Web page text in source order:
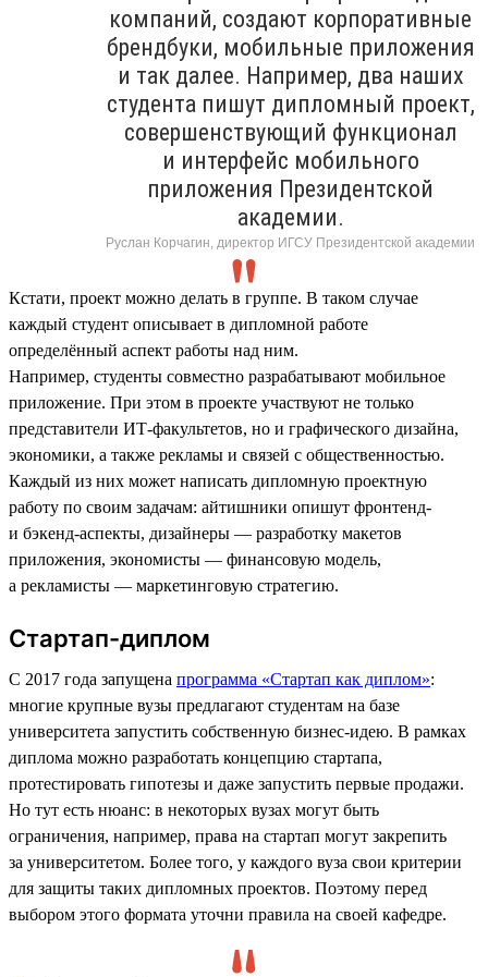
компаний, создают корпоративные
брендбуки, мобильные приложения
и так далее. Например, два наших
студента пишут дипломный проект,
совершенствующий функционал
и интерфейс мобильного
приложения Президентской
академии.
Руслан Корчагин, директор ИГСУ Президентской академии
Кстати, проект можно делать в группе. В таком случае
каждый студент описывает в дипломной работе
определённый аспект работы над ним.
Например, студенты совместно разрабатывают мобильное
приложение. При этом в проекте участвуют не только
представители ИТ-факультетов, но и графического дизайна,
экономики, а также рекламы и связей с общественностью.
Каждый из них может написать дипломную проектную
работу по своим задачам: айтишники опишут фронтенд-
и бэкенд-аспекты, дизайнеры — разработку макетов
приложения, экономисты — финансовую модель,
а рекламисты — маркетинговую стратегию.
Стартап-диплом
С 2017 года запущена программа «Стартап как диплом»:
многие крупные вузы предлагают студентам на базе
университета запустить собственную бизнес-идею. В рамках
диплома можно разработать концепцию стартапа,
протестировать гипотезы и даже запустить первые продажи.
Но тут есть нюанс: в некоторых вузах могут быть
ограничения, например, права на стартап могут закрепить
за университетом. Более того, у каждого вуза свои критерии
для защиты таких дипломных проектов. Поэтому перед
выбором этого формата уточни правила на своей кафедре.